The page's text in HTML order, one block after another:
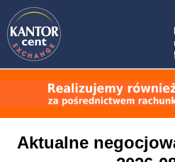
Aktualne